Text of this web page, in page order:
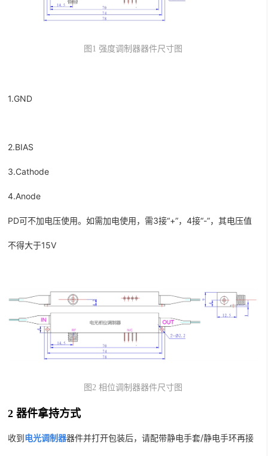
图 1 强度调制器器件尺寸图
1.GND
2.BIAS
3.Cathode
4.Anode
PD可不加电压使用。如需加电使用，需3接“+”，4接“-”，其电压值
不得大于15V
图2 相位调制器器件尺寸图
2器件拿持方式
收到电光调制器器件并打开包装后，请配带静电手套/静电手环再接